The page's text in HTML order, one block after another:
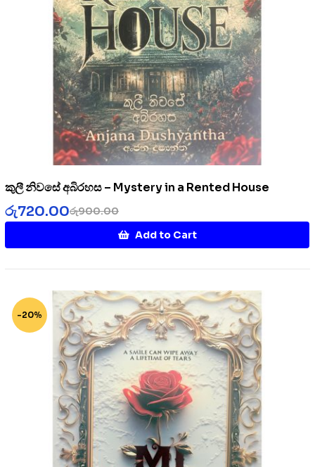
කුලී නිවසේ අබිරහස – Mystery in a Rented House
රු900.00
රු720.00
Add to Cart
-20%